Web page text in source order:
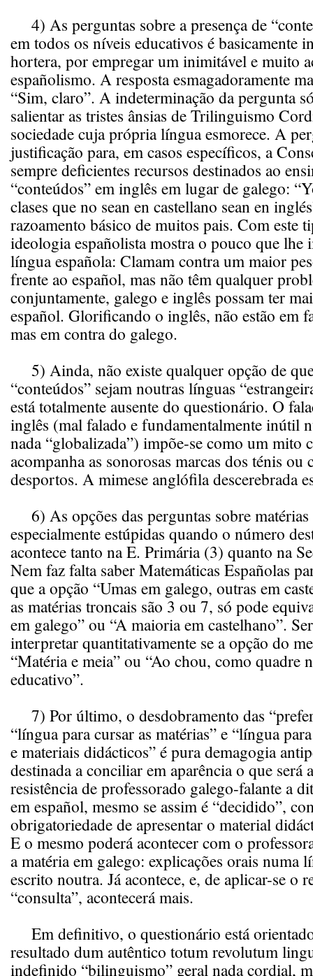
4) As perguntas sobre a presença de
em todos os níveis educativos é basicamente
hortera, por empregar um inimitável e muito
españolismo. A resposta esmagadoramente
“Sim, claro”. A indeterminação da pergunta
salientar as tristes ânsias de Trilinguismo
sociedade cuja própria língua esmorece. A
justificação para, em casos específicos, a
sempre deficientes recursos destinados ao
“conteúdos” em inglês em lugar de galego:
clases que no sean en castellano sean en
razoamento básico de muitos pais. Com este
ideologia españolista mostra o pouco que lhe
língua española: Clamam contra um maior
frente ao español, mas não têm qualquer
conjuntamente, galego e inglês possam ter
español. Glorificando o inglês, não estão em
mas em contra do galego.
5) Ainda, não existe qualquer opção de
“conteúdos” sejam noutras línguas
está totalmente ausente do questionário. O
inglês (mal falado e fundamentalmente inútil
nada “globalizada”) impõe-se como um mito
acompanha as sonorosas marcas dos ténis ou
desportos. A mimese anglófila descerebrada
6) As opções das perguntas sobre matérias
especialmente estúpidas quando o número
acontece tanto na E. Primária (3) quanto na
Nem faz falta saber Matemáticas Españolas
que a opção “Umas em galego, outras em
as matérias troncais são 3 ou 7, só pode
em galego” ou “A maioria em castelhano”.
interpretar quantitativamente se a opção do
“Matéria e meia” ou “Ao chou, como quadre
educativo”.
7) Por último, o desdobramento das
“língua para cursar as matérias” e “língua
e materiais didácticos” é pura demagogia
destinada a conciliar em aparência o que será
resistência de professorado galego-falante a
em español, mesmo se assim é “decidido”,
obrigatoriedade de apresentar o material
E o mesmo poderá acontecer com o
a matéria em galego: explicações orais numa
escrito noutra. Já acontece, e, de aplicar-se o
“consulta”, acontecerá mais.
Em definitivo, o questionário está
resultado dum autêntico totum revolutum
indefinido “bilinguismo” geral nada cordial,